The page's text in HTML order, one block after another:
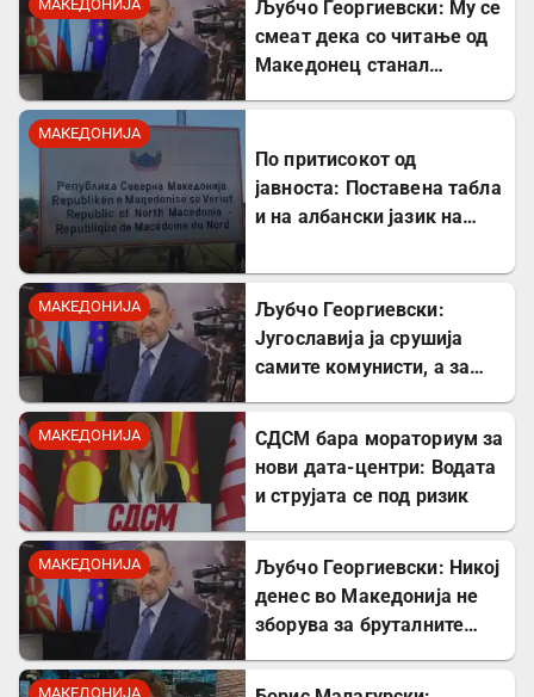
МАКЕДОНИЈА
Љубчо Георгиевски: Му се
смеат дека со читање од
Македонец станал
интелектуалец
МАКЕДОНИЈА
По притисокот од
јавноста: Поставена табла
и на албански јазик на
МАКЕДОНИЈА
Љубчо Георгиевски:
Југославија ја срушија
самите комунисти, а за
МАКЕДОНИЈА
СДСМ бара мораториум за
нови дата-центри: Водата
и струјата се под ризик
МАКЕДОНИЈА
Љубчо Георгиевски: Никој
денес во Македонија не
зборува за бруталните
МАКЕДОНИЈА